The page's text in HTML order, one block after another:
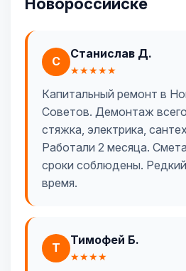
С
Станислав Д.
★★★★★
Капитальный ремонт в
Советов. Демонтаж
стяжка, электрика,
Работали 2 месяца.
сроки соблюдены.
время.
Т
Тимофей Б.
★★★★